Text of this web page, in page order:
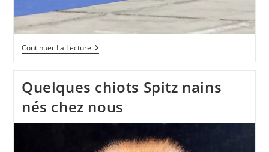
Continuer La Lecture
Quelques chiots Spitz nains
nés chez nous